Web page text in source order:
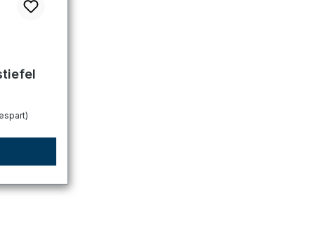
von 5 von 5 Sternen